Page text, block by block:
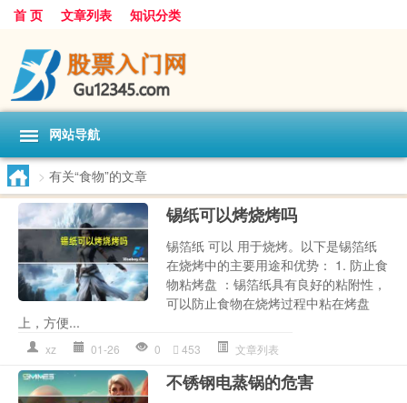
首 页 文章列表 知识分类
网站导航
> 有关“食物”的文章
锡纸可以烤烧烤吗
锡箔纸 可以 用于烧烤。以下是锡箔纸
在烧烤中的主要用途和优势： 1. 防止食
物粘烤盘 ：锡箔纸具有良好的粘附性，
可以防止食物在烧烤过程中粘在烤盘
上，方便...
xz 01-26 0 453 文章列表
不锈钢电蒸锅的危害